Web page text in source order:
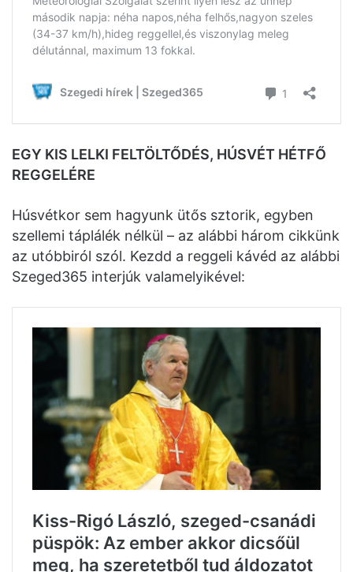
EGY KIS LELKI FELTÖLTŐDÉS, HÚSVÉT HÉTFŐ
REGGELÉRE
Húsvétkor sem hagyunk ütős sztorik, egyben
szellemi táplálék nélkül – az alábbi három cikkünk
az utóbbiról szól. Kezdd a reggeli kávéd az alábbi
Szeged365 interjúk valamelyikével: